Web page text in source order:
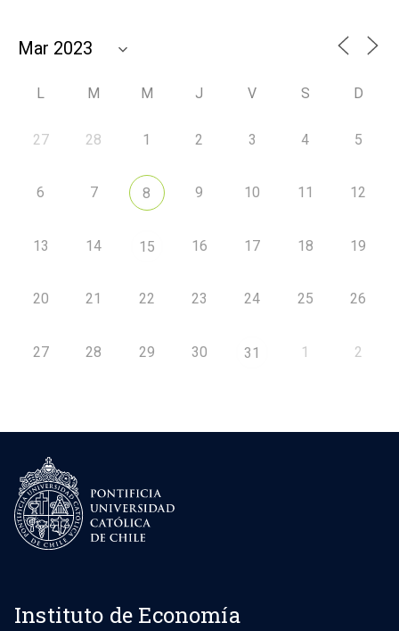
L M M J V S D
27 28 1 2 3 4 5
6 7 8 9 10 11 12
13 14 15 16 17 18 19
20 21 22 23 24 25 26
27 28 29 30 31 1 2
Instituto de Economía